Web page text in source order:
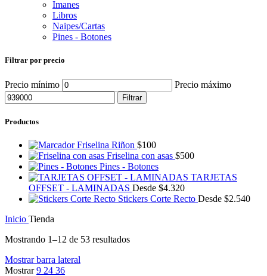
Imanes
Libros
Naipes/Cartas
Pines - Botones
Filtrar por precio
Precio mínimo Precio máximo
Filtrar
Productos
Friselina Riñon $100
Friselina con asas $500
Pines - Botones
TARJETAS
OFFSET - LAMINADAS Desde $4.320
Stickers Corte Recto Desde $2.540
Inicio Tienda
Mostrando 1–12 de 53 resultados
Mostrar barra lateral
Mostrar9 24 36